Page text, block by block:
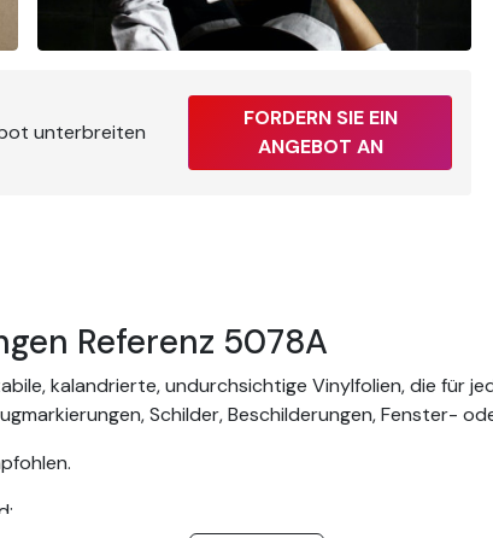
unterbreiten
FORDERN SIE EIN
ANGEBOT AN
Referenz 5078A
kalandrierte, undurchsichtige Vinylfolien, die für
Schilder, Beschilderungen, Fenster-